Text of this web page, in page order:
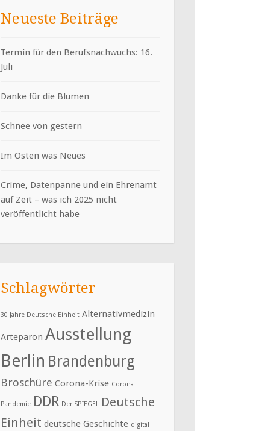
Neueste Beiträge
Termin für den Berufsnachwuchs: 16.
Juli
Danke für die Blumen
Schnee von gestern
Im Osten was Neues
Crime, Datenpanne und ein Ehrenamt
auf Zeit – was ich 2025 nicht
veröffentlicht habe
Schlagwörter
30 Jahre Deutsche Einheit Alternativmedizin
Arteparon Ausstellung
Berlin Brandenburg
Broschüre Corona-Krise Corona-
Pandemie DDR Der SPIEGEL Deutsche
Einheit deutsche Geschichte digital